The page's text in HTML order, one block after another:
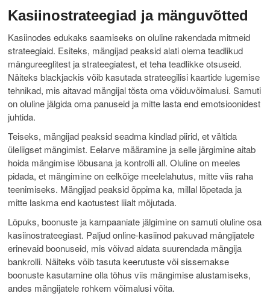
Kasiinostrateegiad ja mänguvõtted
Kasiinodes edukaks saamiseks on oluline rakendada mitmeid
strateegiaid. Esiteks, mängijad peaksid alati olema teadlikud
mängureeglitest ja strateegiatest, et teha teadlikke otsuseid.
Näiteks blackjackis võib kasutada strateegilisi kaartide lugemise
tehnikad, mis aitavad mängijal tõsta oma võiduvõimalusi. Samuti
on oluline jälgida oma panuseid ja mitte lasta end emotsioonidest
juhtida.
Teiseks, mängijad peaksid seadma kindlad piirid, et vältida
üleliigset mängimist. Eelarve määramine ja selle järgimine aitab
hoida mängimise lõbusana ja kontrolli all. Oluline on meeles
pidada, et mängimine on eelkõige meelelahutus, mitte viis raha
teenimiseks. Mängijad peaksid õppima ka, millal lõpetada ja
mitte laskma end kaotustest liialt mõjutada.
Lõpuks, boonuste ja kampaaniate jälgimine on samuti oluline osa
kasiinostrateegiast. Paljud online-kasiinod pakuvad mängijatele
erinevaid boonuseid, mis võivad aidata suurendada mängija
bankrolli. Näiteks võib tasuta keerutuste või sissemakse
boonuste kasutamine olla tõhus viis mängimise alustamiseks,
andes mängijatele rohkem võimalusi võita.